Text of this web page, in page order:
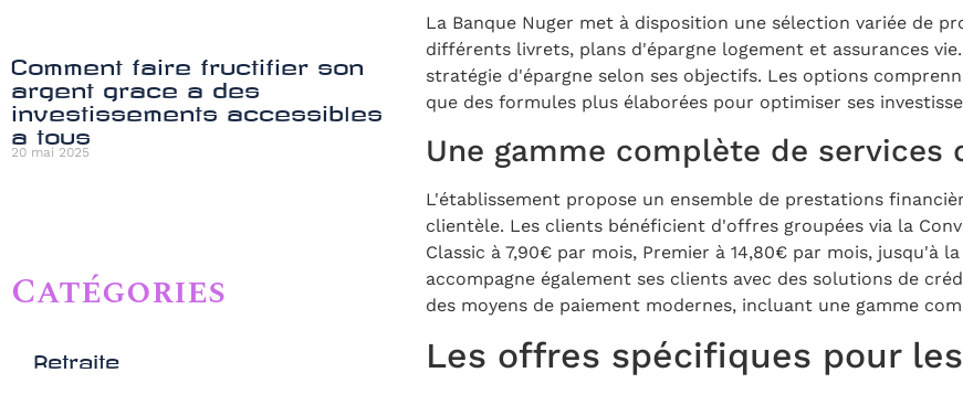
Comment faire fructifier son
argent grace a des
investissements accessibles
a tous
20 mai 2025
Catégories
Retraite
La Banque Nuger met à disposition une sélection variée de
différents livrets, plans d'épargne logement et assurances
stratégie d'épargne selon ses objectifs. Les options
que des formules plus élaborées pour optimiser ses
Une gamme complète de
L'établissement propose un ensemble de prestations
clientèle. Les clients bénéficient d'offres groupées via la
Classic à 7,90€ par mois, Premier à 14,80€ par mois, jusqu'à
accompagne également ses clients avec des solutions de
des moyens de paiement modernes, incluant une gamme
Les offres spécifiques pour